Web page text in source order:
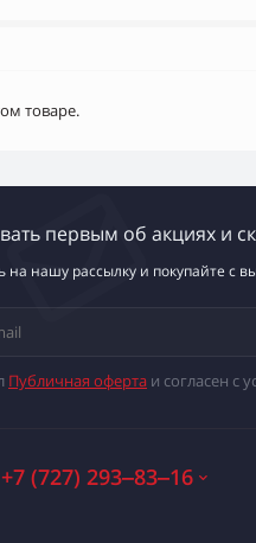
товаре.
первым об акциях и
нашу рассылку и покупайте с
Публичная оферта и согласен с
+7 (727) 293‒83‒16